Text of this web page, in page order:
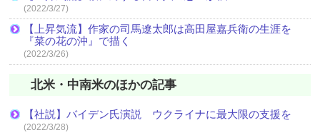
(2022/3/27)
【上昇気流】作家の司馬遼太郎は高田屋嘉兵衛の生涯を
『菜の花の沖』で描く
(2022/3/26)
北米・中南米のほかの記事
【社説】バイデン氏演説 ウクライナに最大限の支援を
(2022/3/28)